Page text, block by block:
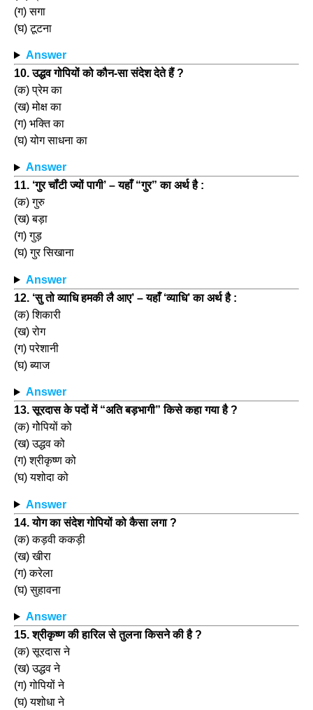
(ग) सगा
(घ) टूटना
Answer
10. उद्धव गोपियों को कौन-सा संदेश देते हैं ?
(क) प्रेम का
(ख) मोक्ष का
(ग) भक्ति का
(घ) योग साधना का
Answer
11. ‘गुर चॉंटी ज्यों पागी’ – यहाँ “गुर” का अर्थ है :
(क) गुरु
(ख) बड़ा
(ग) गुड़
(घ) गुर सिखाना
Answer
12. ‘सु तो व्याधि हमकी लै आए’ – यहाँ ‘व्याधि’ का अर्थ है :
(क) शिकारी
(ख) रोग
(ग) परेशानी
(घ) ब्याज
Answer
13. सूरदास के पदों में “अति बड़भागी” किसे कहा गया है ?
(क) गोेपियों को
(ख) उद्धव को
(ग) श्रीकृष्ण को
(घ) यशोदा को
Answer
14. योग का संदेश गोपियों को कैसा लगा ?
(क) कड़वी ककड़ी
(ख) खीरा
(ग) करेला
(घ) सुहावना
Answer
15. श्रीकृष्ण की हारिल से तुलना किसने की है ?
(क) सूरदास ने
(ख) उद्धव ने
(ग) गोपियों ने
(घ) यशोधा ने